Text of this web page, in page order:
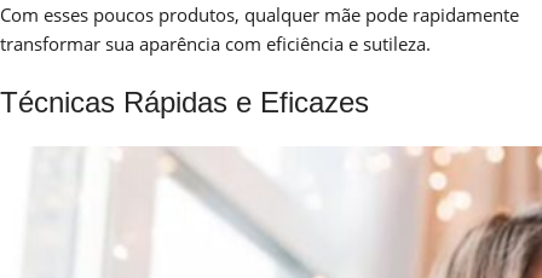
Com esses poucos produtos, qualquer mãe pode rapidamente
transformar sua aparência com eficiência e sutileza.
Técnicas Rápidas e Eficazes